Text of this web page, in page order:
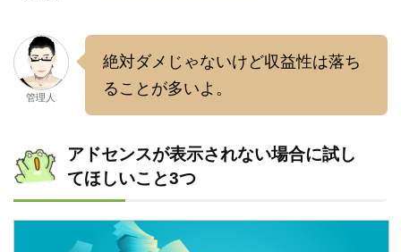
管理人
絶対ダメじゃないけど収益性は落ち
ることが多いよ。
アドセンスが表示されない場合に試し
てほしいこと3つ